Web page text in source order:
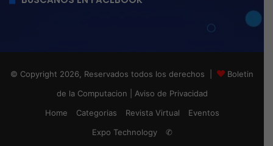
© Copyright 2026, Reservados todos los derechos |
Boletin
de la Computacion
Aviso de Privacidad
Home
Categorias Revista Virtual
Eventos
Expo Technology
✆